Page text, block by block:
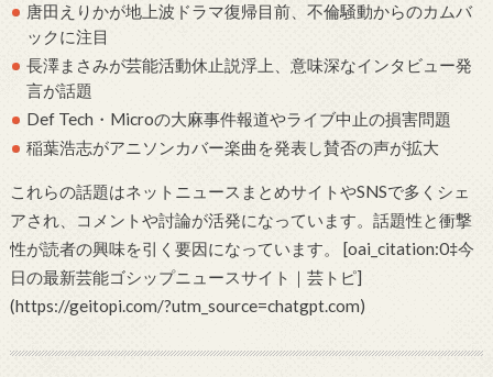
唐田えりかが地上波ドラマ復帰目前、不倫騒動からのカムバ
ックに注目
長澤まさみが芸能活動休止説浮上、意味深なインタビュー発
言が話題
Def Tech・Microの大麻事件報道やライブ中止の損害問題
稲葉浩志がアニソンカバー楽曲を発表し賛否の声が拡大
これらの話題はネットニュースまとめサイトやSNSで多くシェ
アされ、コメントや討論が活発になっています。話題性と衝撃
性が読者の興味を引く要因になっています。 [oai_citation:0‡今
日の最新芸能ゴシップニュースサイト｜芸トピ]
(https://geitopi.com/?utm_source=chatgpt.com)